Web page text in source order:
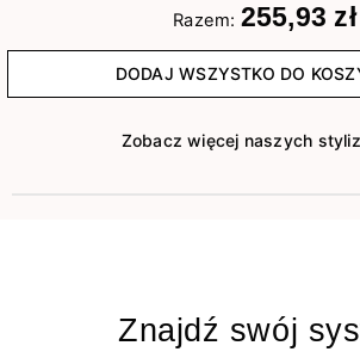
Razem: 255,93 zł
DODAJ WSZYSTKO DO
Zobacz więcej naszych
Znajdź swój